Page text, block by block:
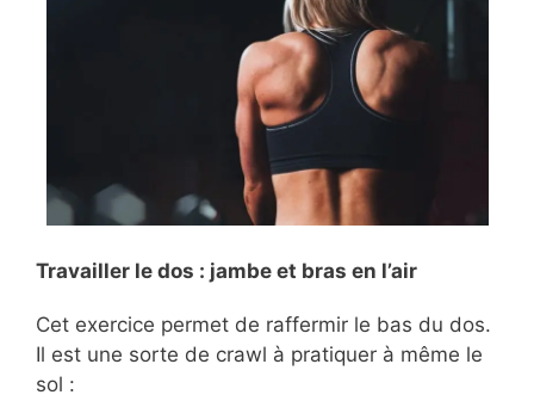
Travailler le dos : jambe et bras en l’air
Cet exercice permet de raffermir le bas du dos.
Il est une sorte de crawl à pratiquer à même le
sol :